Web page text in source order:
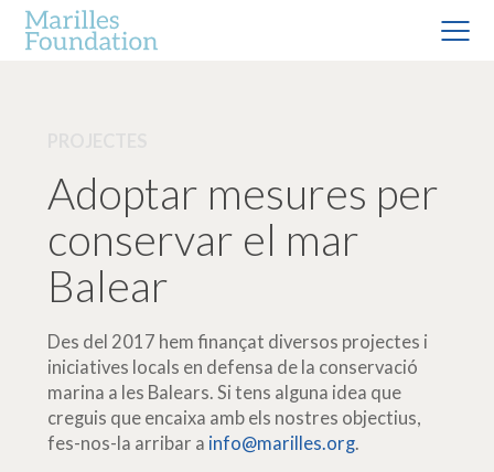
Adoptar mesures per
conservar el mar
Balear
Des del 2017 hem finançat diversos projectes i
iniciatives locals en defensa de la conservació
marina a les Balears. Si tens alguna idea que
creguis que encaixa amb els nostres objectius,
fes-nos-la arribar a info@marilles.org.